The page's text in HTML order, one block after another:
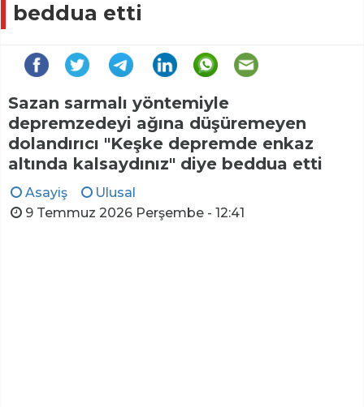
beddua etti
Sazan sarmalı yöntemiyle
depremzedeyi ağına düşüremeyen
dolandırıcı "Keşke depremde enkaz
altında kalsaydınız" diye beddua etti
Asayiş
Ulusal
9 Temmuz 2026 Perşembe - 12:41